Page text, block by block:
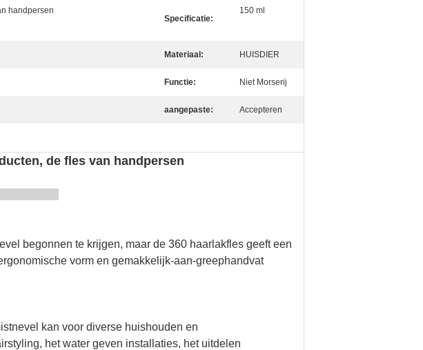
handpersen
Specificatie:
150 ml
Materiaal: HUISDIER
Functie: Niet Morserij
aangepaste: Accepteren
de fles van handpersen
begonnen te krijgen, maar de 360 haarlakfles geeft een
vorm en gemakkelijk-aan-greephandvat
kan voor diverse huishouden en
het water geven installaties, het uitdelen